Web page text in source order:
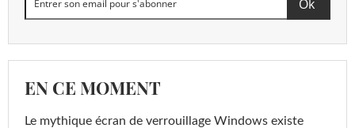
EN CE MOMENT
Le mythique écran de verrouillage Windows existe